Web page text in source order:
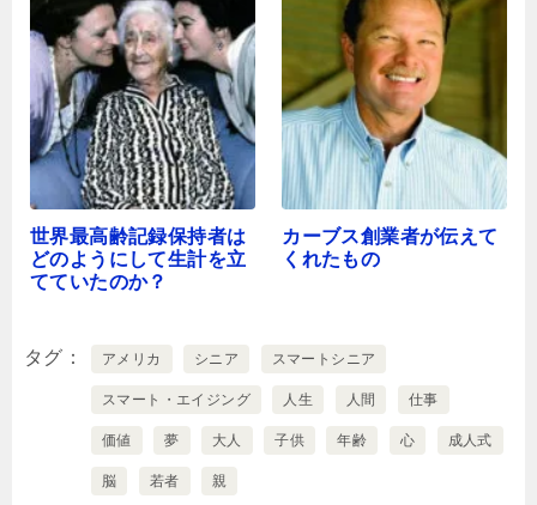
世界最高齢記録保持者は
どのようにして生計を立
てていたのか？
カーブス創業者が伝えて
くれたもの
タグ アメリカ シニア スマートシニア
スマート・エイジング 人生 人間 仕事
価値 夢 大人 子供 年齢 心 成人式
脳 若者 親